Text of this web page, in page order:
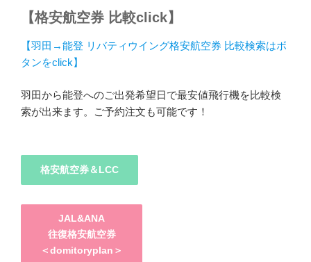
【格安航空券 比較click】
【羽田→能登 リバティウイング格安航空券 比較検索はボ
タンをclick】
羽田から能登へのご出発希望日で最安値飛行機を比較検
索が出来ます。ご予約注文も可能です！
格安航空券＆LCC
JAL&ANA
往復格安航空券
＜domitoryplan＞